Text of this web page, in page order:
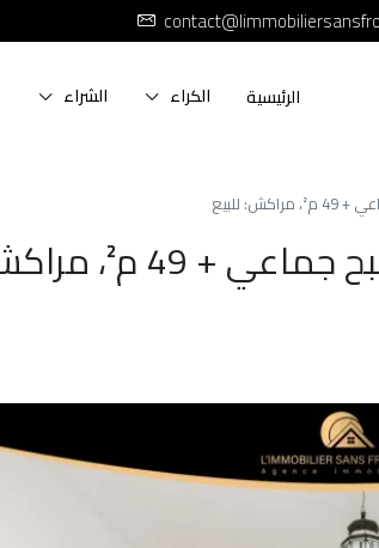
الرئيسية الكراء الشراء
للبيع
مراكش: للبيع